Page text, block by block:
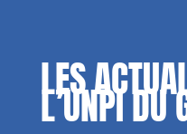
LES
L’UNPI DU